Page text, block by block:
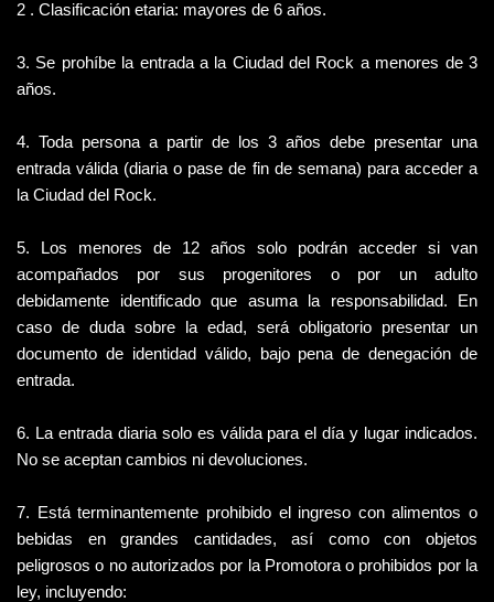
2 . Clasificación etaria: mayores de 6 años.
3. Se prohíbe la entrada a la Ciudad del Rock a menores de 3
años.
4. Toda persona a partir de los 3 años debe presentar una
entrada válida (diaria o pase de fin de semana) para acceder a
la Ciudad del Rock.
5. Los menores de 12 años solo podrán acceder si van
acompañados por sus progenitores o por un adulto
debidamente identificado que asuma la responsabilidad. En
caso de duda sobre la edad, será obligatorio presentar un
documento de identidad válido, bajo pena de denegación de
entrada.
6. La entrada diaria solo es válida para el día y lugar indicados.
No se aceptan cambios ni devoluciones.
7. Está terminantemente prohibido el ingreso con alimentos o
bebidas en grandes cantidades, así como con objetos
peligrosos o no autorizados por la Promotora o prohibidos por la
ley, incluyendo: